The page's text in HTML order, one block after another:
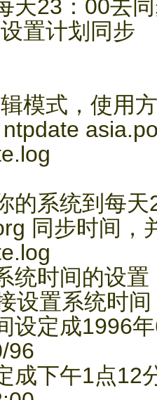
天23：00去
置计划同步
模式，使用
的系统到每天
同步时间，
统时间的设置
设置系统时间
设定成1996
96
成下午1点12